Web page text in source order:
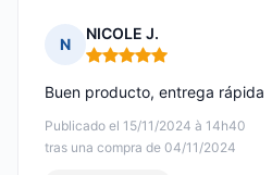
N
NICOLE J.
Nota: 5 de 5
Publicado el 15/11/2024 à 14h40
tras una compra de 04/11/2024
Buen producto, entrega rápida